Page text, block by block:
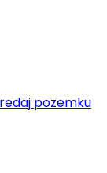
pozemku